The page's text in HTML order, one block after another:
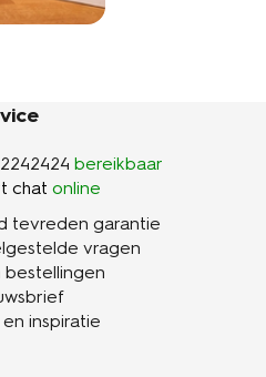
bereikbaar
chat online
tevreden garantie
vragen
bestellingen
inspiratie